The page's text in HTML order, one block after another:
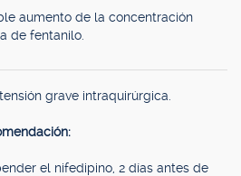
aumento de la concentración
de fentanilo.
grave intraquirúrgica.
el nifedipino, 2 días antes de